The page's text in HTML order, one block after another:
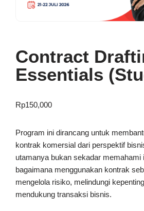
Contract
Essentials
Rp150,000
Program ini dirancang untuk
kontrak komersial dari perspektif
utamanya bukan sekadar memahami
bagaimana menggunakan kontrak
mengelola risiko, melindungi
mendukung transaksi bisnis.